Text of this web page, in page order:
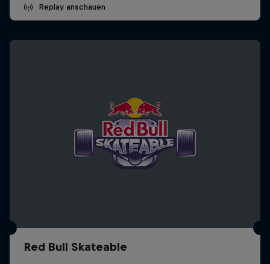
Replay anschauen
Red Bull Skateable